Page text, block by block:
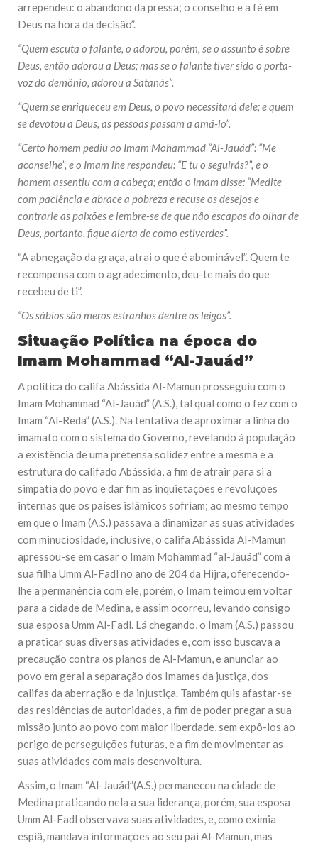
arrependeu: o abandono da pressa; o conselho e a fé em
Deus na hora da decisão”.
“Quem escuta o falante, o adorou, porém, se o assunto é sobre
Deus, então adorou a Deus; mas se o falante tiver sido o porta-
voz do demônio, adorou a Satanás”.
“Quem se enriqueceu em Deus, o povo necessitará dele; e quem
se devotou a Deus, as pessoas passam a amá-lo”.
“Certo homem pediu ao Imam Mohammad “Al-Jauád”: “Me
aconselhe”, e o Imam lhe respondeu: “E tu o seguirás?”, e o
homem assentiu com a cabeça; então o Imam disse: “Medite
com paciência e abrace a pobreza e recuse os desejos e
contrarie as paixões e lembre-se de que não escapas do olhar de
Deus, portanto, fique alerta de como estiverdes”.
“A abnegação da graça, atrai o que é abominável”. Quem te
recompensa com o agradecimento, deu-te mais do que
recebeu de ti”.
“Os sábios são meros estranhos dentre os leigos”.
Situação Política na época do
Imam Mohammad “Al-Jauád”
A política do califa Abássida Al-Mamun prosseguiu com o
Imam Mohammad “Al-Jauád” (A.S.), tal qual como o fez com o
Imam “Al-Reda” (A.S.). Na tentativa de aproximar a linha do
imamato com o sistema do Governo, revelando à população
a existência de uma pretensa solidez entre a mesma e a
estrutura do califado Abássida, a fim de atrair para si a
simpatia do povo e dar fim as inquietações e revoluções
internas que os países islâmicos sofriam; ao mesmo tempo
em que o Imam (A.S.) passava a dinamizar as suas atividades
com minuciosidade, inclusive, o califa Abássida Al-Mamun
apressou-se em casar o Imam Mohammad “al-Jauád” com a
sua filha Umm Al-Fadl no ano de 204 da Hijra, oferecendo-
lhe a permanência com ele, porém, o Imam teimou em voltar
para a cidade de Medina, e assim ocorreu, levando consigo
sua esposa Umm Al-Fadl. Lá chegando, o Imam (A.S.) passou
a praticar suas diversas atividades e, com isso buscava a
precaução contra os planos de Al-Mamun, e anunciar ao
povo em geral a separação dos Imames da justiça, dos
califas da aberração e da injustiça. Também quis afastar-se
das residências de autoridades, a fim de poder pregar a sua
missão junto ao povo com maior liberdade, sem expô-los ao
perigo de perseguições futuras, e a fim de movimentar as
suas atividades com mais desenvoltura.
Assim, o Imam “Al-Jauád”(A.S.) permaneceu na cidade de
Medina praticando nela a sua liderança, porém, sua esposa
Umm Al-Fadl observava suas atividades, e, como eximia
espiã, mandava informações ao seu pai Al-Mamun, mas